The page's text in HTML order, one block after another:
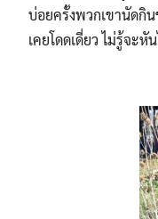
บ่อยครั้งพวกเขานัดกิ
เคยโดดเดี่ยว ไม่รู้จะ